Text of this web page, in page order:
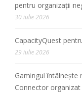
pentru organizații
30 iulie 2026
CapacityQuest
29 iulie 2026
Gamingul întâlnește
Connector organizat